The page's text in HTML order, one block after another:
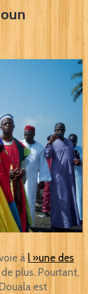
àl »une des
plus. Pourtant,
est